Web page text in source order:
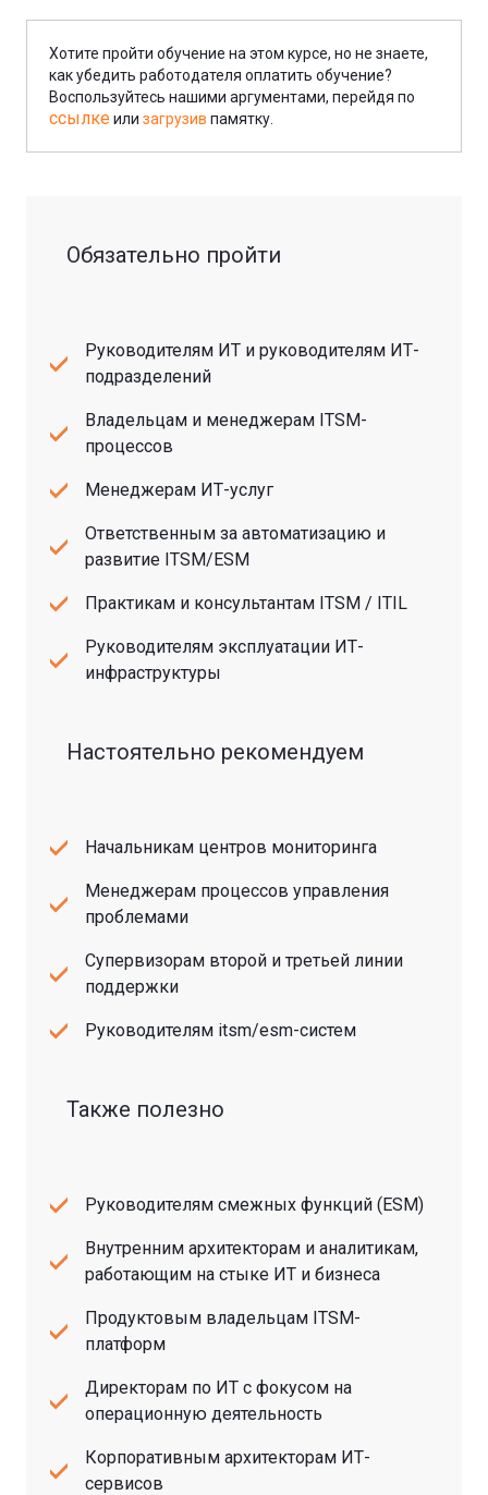
Хотите пройти обучение на этом курсе, но не знаете,
как убедить работодателя оплатить обучение?
Воспользуйтесь нашими аргументами, перейдя по
ссылкеили загрузив памятку.
Обязательно пройти
Руководителям ИТ и руководителям ИТ-
подразделений
Владельцам и менеджерам ITSM-
процессов
Менеджерам ИТ-услуг
Ответственным за автоматизацию и
развитие ITSM/ESM
Практикам и консультантам ITSM / ITIL
Руководителям эксплуатации ИТ-
инфраструктуры
Настоятельно рекомендуем
Начальникам центров мониторинга
Менеджерам процессов управления
проблемами
Супервизорам второй и третьей линии
поддержки
Руководителям itsm/esm-систем
Также полезно
Руководителям смежных функций (ESM)
Внутренним архитекторам и аналитикам,
работающим на стыке ИТ и бизнеса
Продуктовым владельцам ITSM-
платформ
Директорам по ИТ с фокусом на
операционную деятельность
Корпоративным архитекторам ИТ-
сервисов